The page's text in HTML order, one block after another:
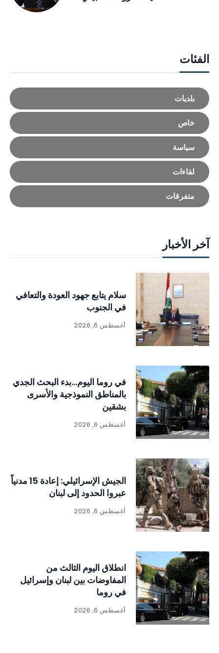
الفئات
بلديات
خاص
سياسة
لقاءات
متفرقات
آخر الأخبار
سلام يتابع جهود العودة والتعافي
في الجنوب
أغسطس 6, 2026
في روما اليوم…بدء البحث الجدي
بالمناطق النموذجية والأسرى
بشقين
أغسطس 6, 2026
الجيش الإسرائيلي: إعادة 15 مدنياً
عبروا الحدود إلى لبنان
أغسطس 6, 2026
انطلاق اليوم الثالث من
المفاوضات بين لبنان وإسرائيل
في روما
أغسطس 6, 2026